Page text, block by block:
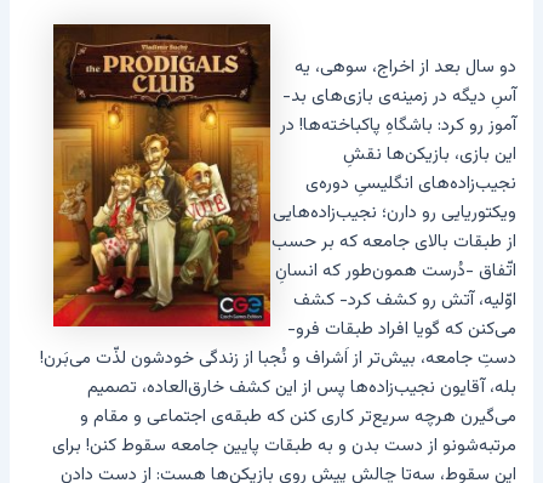
دو سال بعد از اخراج، سوهی، یه
آسِ دیگه در زمینه‌ی بازی‌های بد-
آموز رو کرد: باشگاهِ پاکباخته‌ها! در
این بازی، بازیکن‌ها نقشِ
نجیب‌زاده‌های انگلیسیِ دوره‌ی
ویکتوریایی رو دارن؛ نجیب‌زاده‌هایی
از طبقات بالای جامعه که بر حسب
اتّفاق -دُرست همون‌طور که انسانِ
اوّلیه، آتش رو کشف کرد- کشف
می‌کنن که گویا افراد طبقات فرو-
دستِ جامعه، بیش‌تر از اَشراف و نُجبا از زندگی خودشون لذّت می‌بَرن!
بله، آقایون نجیب‌زاده‌ها پس از این کشف خارق‌العاده، تصمیم
می‌گیرن هرچه سریع‌تر کاری کنن که طبقه‌ی اجتماعی و مقام و
مرتبه‌شونو از دست بدن و به طبقات پایین جامعه سقوط کنن! برای
این سقوط، سه‌تا چالش پیشِ روی بازیکن‌ها هست: از دست دادنِ